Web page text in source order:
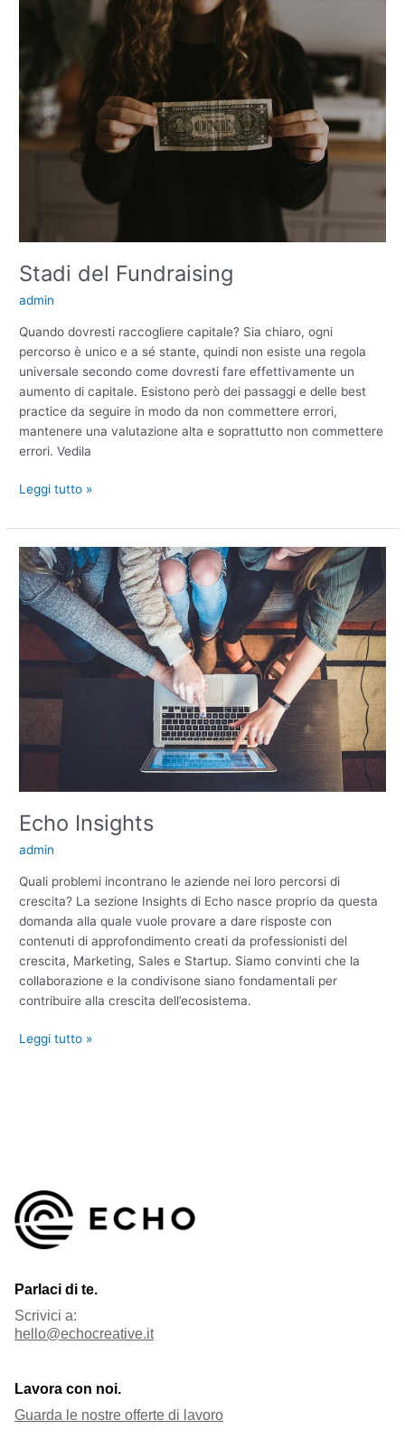
Stadi del Fundraising
admin
Quando dovresti raccogliere capitale? Sia chiaro, ogni
percorso è unico e a sé stante, quindi non esiste una regola
universale secondo come dovresti fare effettivamente un
aumento di capitale. Esistono però dei passaggi e delle best
practice da seguire in modo da non commettere errori,
mantenere una valutazione alta e soprattutto non commettere
errori. Vedila
Leggi tutto »
Echo Insights
admin
Quali problemi incontrano le aziende nei loro percorsi di
crescita? La sezione Insights di Echo nasce proprio da questa
domanda alla quale vuole provare a dare risposte con
contenuti di approfondimento creati da professionisti del
crescita, Marketing, Sales e Startup. Siamo convinti che la
collaborazione e la condivisone siano fondamentali per
contribuire alla crescita dell’ecosistema.
Echo
Insights
Leggi tutto »
Parlaci di te.
Scrivici a:
hello@echocreative.it
Lavora con noi.
Guarda le nostre offerte di lavoro